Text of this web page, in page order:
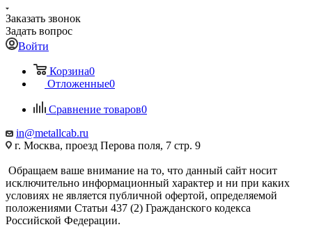
Заказать звонок
Задать вопрос
Войти
Корзина0
Отложенные0
Сравнение товаров0
in@metallcab.ru
г. Москва, проезд Перова поля, 7 стр. 9
Обращаем ваше внимание на то, что данный сайт носит
исключительно информационный характер и ни при каких
условиях не является публичной офертой, определяемой
положениями Статьи 437 (2) Гражданского кодекса
Российской Федерации.